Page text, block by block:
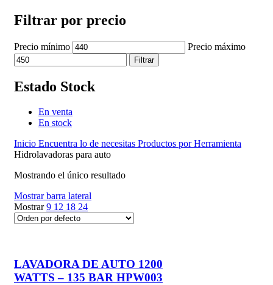
Filtrar por precio
Precio mínimo Precio máximo
Filtrar
Estado Stock
En venta
En stock
Inicio Encuentra lo de necesitas Productos por Herramienta
Hidrolavadoras para auto
Mostrando el único resultado
Mostrar barra lateral
Mostrar9 12 18 24
LAVADORA DE AUTO 1200
WATTS – 135 BAR HPW003